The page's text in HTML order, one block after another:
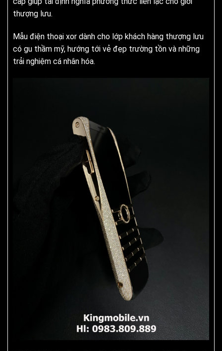
thượng lưu.
Mẫu điện thoại xor dành cho lớp khách hàng thượng lưu
có gu thầm mỹ, hướng tới vẻ đẹp trường tồn và những
trải nghiệm cá nhân hóa.